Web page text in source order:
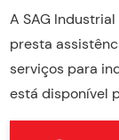
A SAG
presta
serviços para
está disponível